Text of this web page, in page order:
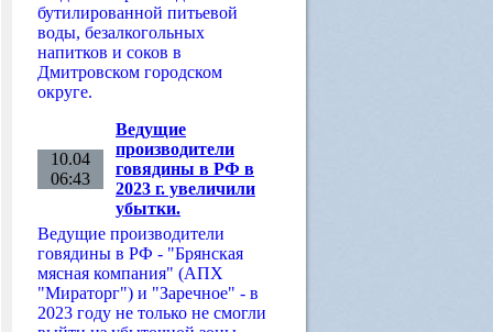
бутилированной питьевой
воды, безалкогольных
напитков и соков в
Дмитровском городском
округе.
10.04
06:43
Ведущие
производители
говядины в РФ в
2023 г. увеличили
убытки.
Ведущие производители
говядины в РФ - "Брянская
мясная компания" (АПХ
"Мираторг") и "Заречное" - в
2023 году не только не смогли